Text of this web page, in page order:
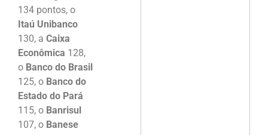
134 pontos, o
Itaú Unibanco
130, a Caixa
Econômica 128,
o Banco do Brasil
125, o Banco do
Estado do Pará
115, o Banrisul
107, o Banese